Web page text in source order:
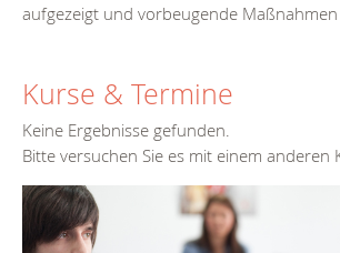
aufgezeigt und vorbeugende
Kurse & Termine
Keine Ergebnisse gefunden.
Bitte versuchen Sie es mit einem anderen